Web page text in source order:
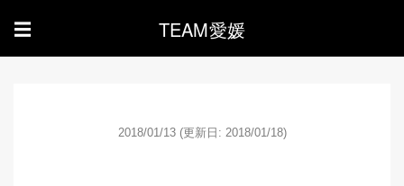
☰ TEAM愛媛
2018/01/13 (更新日: 2018/01/18)